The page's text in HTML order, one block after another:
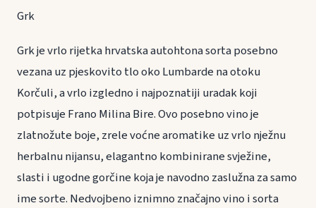
Grk
Grk je vrlo rijetka hrvatska autohtona sorta posebno
vezana uz pjeskovito tlo oko Lumbarde na otoku
Korčuli, a vrlo izgledno i najpoznatiji uradak koji
potpisuje Frano Milina Bire. Ovo posebno vino je
zlatnožute boje, zrele voćne aromatike uz vrlo nježnu
herbalnu nijansu, elagantno kombinirane svježine,
slasti i ugodne gorčine koja je navodno zaslužna za samo
ime sorte. Nedvojbeno iznimno značajno vino i sorta